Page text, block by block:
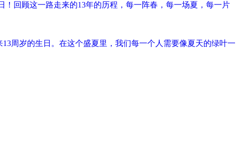
！回顾这一路走来的13年的历程，每一阵春，每一场夏，每一片
周岁的生日。在这个盛夏里，我们每一个人需要像夏天的绿叶一